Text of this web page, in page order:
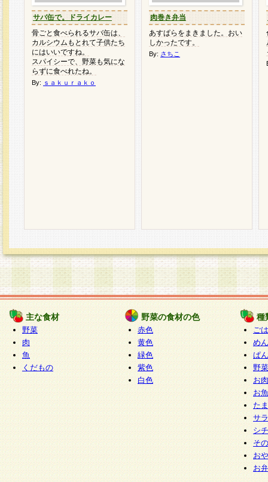
サバ缶で。ドライカレー
骨ごと食べられるサバ缶は、
カルシウムもとれて子供たち
にはいいですね。
スパイシーで、野菜も気にな
らずに食べれたね。
By: ｓａｋｕｒａｋｏ
肉巻き弁当
あすぱらをまきました。おい
しかったです。
By: さちこ
主な食材
野菜
肉
魚
くだもの
野菜の食材の色
赤色
黄色
緑色
紫色
白色
種
ご
めん
ぱん
野
お
お
た
サ
シ
そ
お
お